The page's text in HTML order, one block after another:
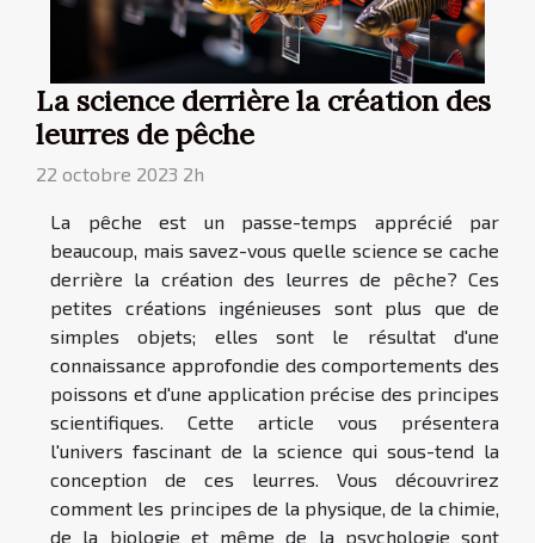
La science derrière la création des
leurres de pêche
22 octobre 2023 2h
La pêche est un passe-temps apprécié par
beaucoup, mais savez-vous quelle science se cache
derrière la création des leurres de pêche? Ces
petites créations ingénieuses sont plus que de
simples objets; elles sont le résultat d'une
connaissance approfondie des comportements des
poissons et d'une application précise des principes
scientifiques. Cette article vous présentera
l'univers fascinant de la science qui sous-tend la
conception de ces leurres. Vous découvrirez
comment les principes de la physique, de la chimie,
de la biologie et même de la psychologie sont